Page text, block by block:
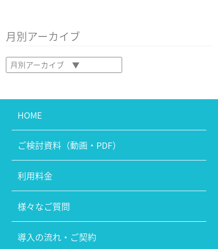
月別アーカイブ
HOME
ご検討資料（動画・PDF）
利用料金
様々なご質問
導入の流れ・ご契約